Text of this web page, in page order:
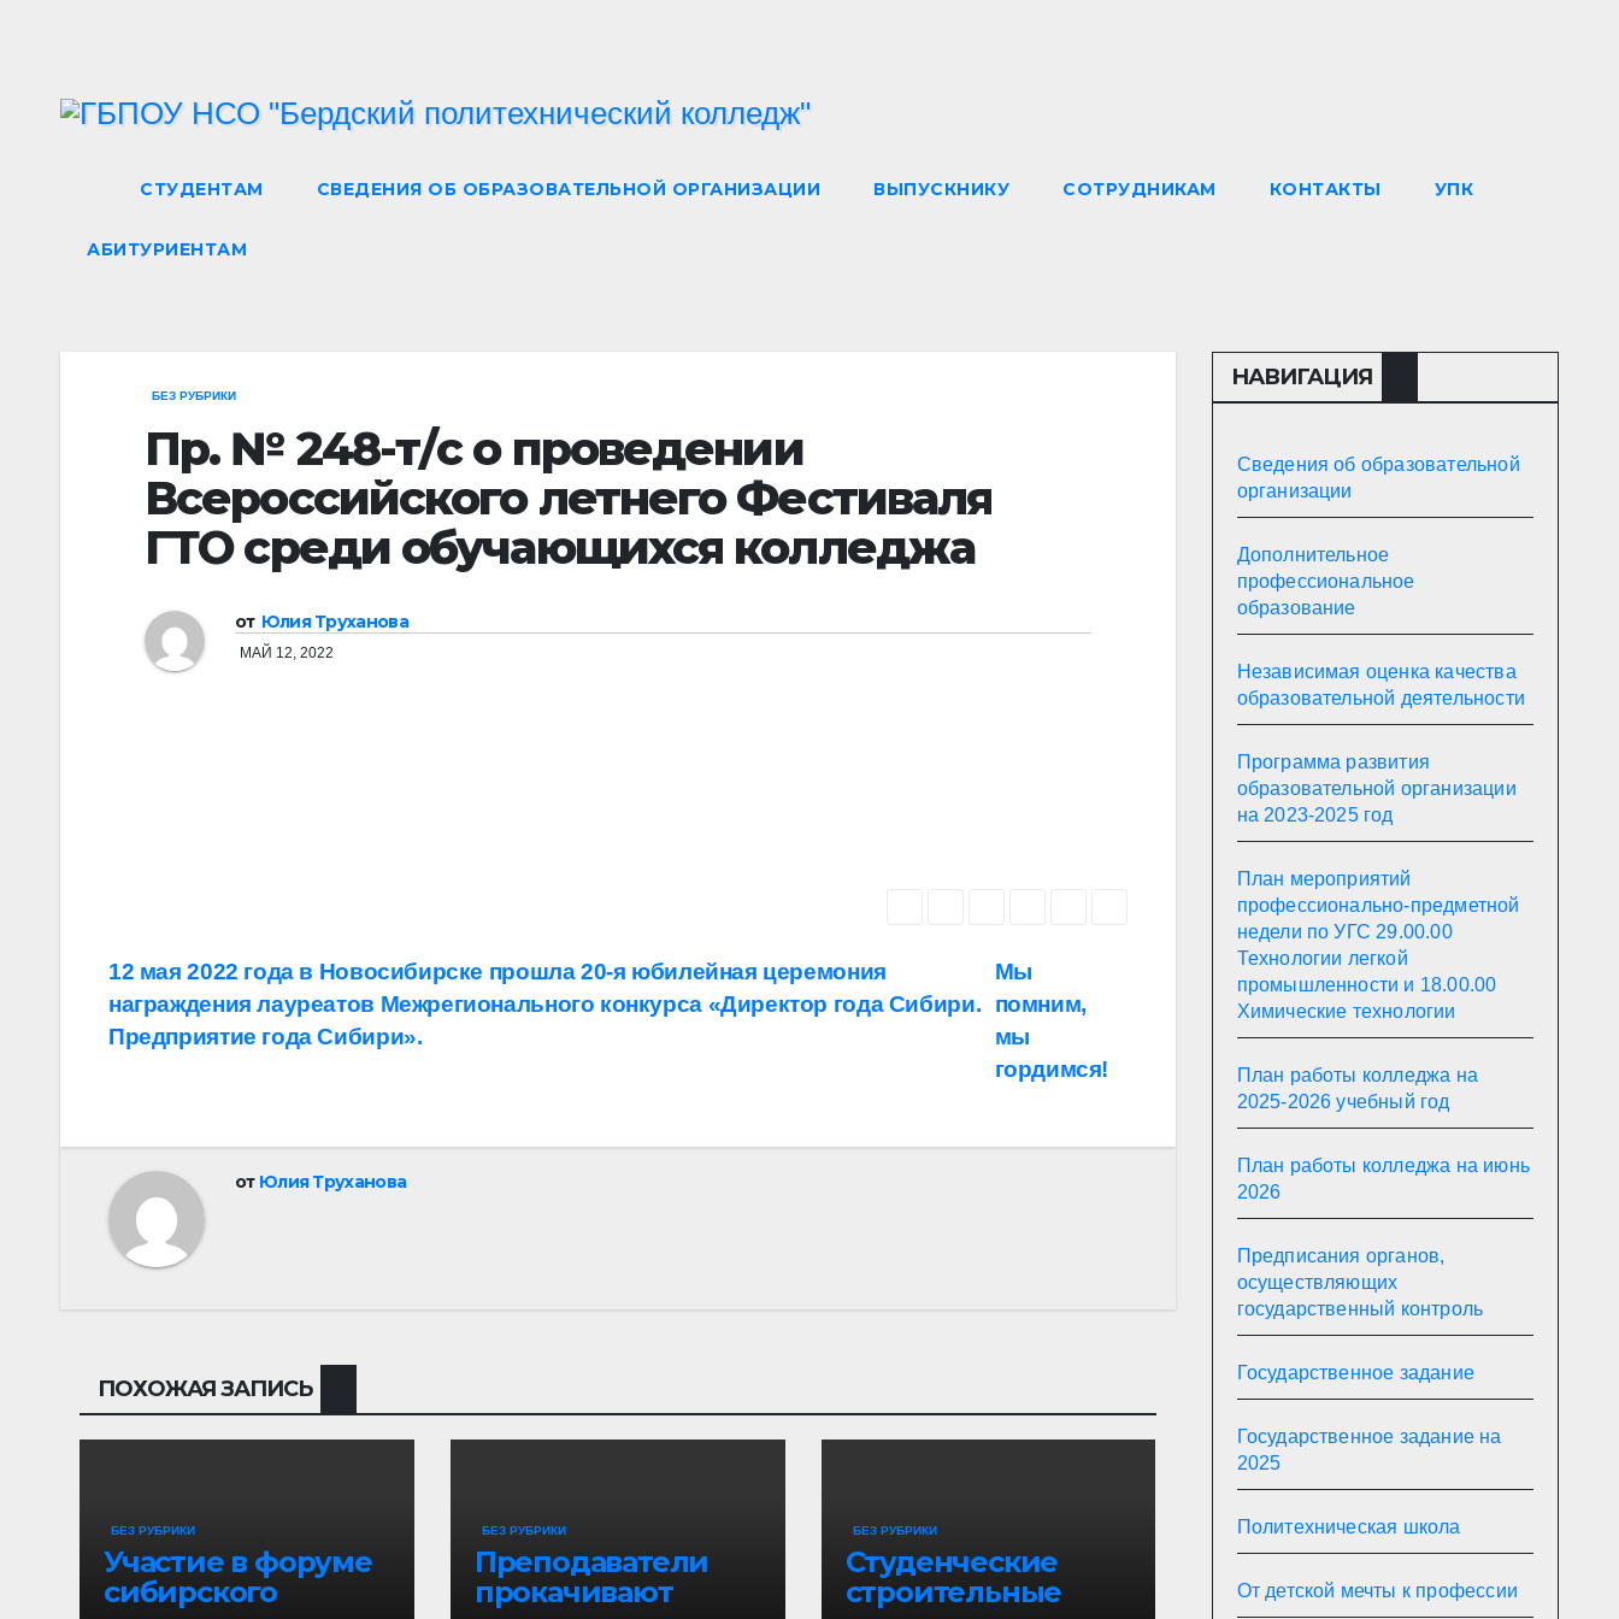
СТУДЕНТАМ СВЕДЕНИЯ ОБ ОБРАЗОВАТЕЛЬНОЙ ОРГАНИЗАЦИИ ВЫПУСКНИКУ СОТРУДНИКАМ КОНТАКТЫ УПК
АБИТУРИЕНТАМ
БЕЗ РУБРИКИ
Пр. № 248-т/с о проведении
Всероссийского летнего Фестиваля
ГТО среди обучающихся колледжа
от Юлия Труханова
МАЙ 12, 2022
Навигация
по
Мы
помним,
мы
гордимся!
12 мая 2022 года в Новосибирске прошла 20-я юбилейная церемония
награждения лауреатов Межрегионального конкурса «Директор года Сибири.
Предприятие года Сибири».
от Юлия Труханова
ПОХОЖАЯ ЗАПИСЬ
БЕЗ РУБРИКИ
Участие в форуме
сибирского
БЕЗ РУБРИКИ
Преподаватели
прокачивают
БЕЗ РУБРИКИ
Студенческие
строительные
НАВИГАЦИЯ
Сведения об образовательной
организации
Дополнительное
профессиональное
образование
Независимая оценка качества
образовательной деятельности
Программа развития
образовательной организации
на 2023-2025 год
План мероприятий
профессионально-предметной
недели по УГС 29.00.00
Технологии легкой
промышленности и 18.00.00
Химические технологии
План работы колледжа на
2025-2026 учебный год
План работы колледжа на июнь
2026
Предписания органов,
осуществляющих
государственный контроль
Государственное задание
Государственное задание на
2025
Политехническая школа
От детской мечты к профессии